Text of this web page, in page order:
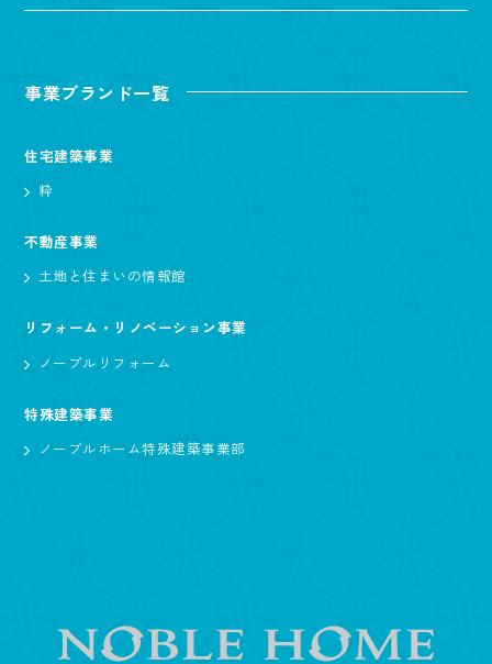
事業ブランド一覧
住宅建築事業
粋
不動産事業
土地と住まいの情報館
リフォーム・リノベーション事業
ノーブルリフォーム
特殊建築事業
ノーブルホーム特殊建築事業部